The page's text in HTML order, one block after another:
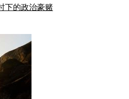
下的政治豪赌